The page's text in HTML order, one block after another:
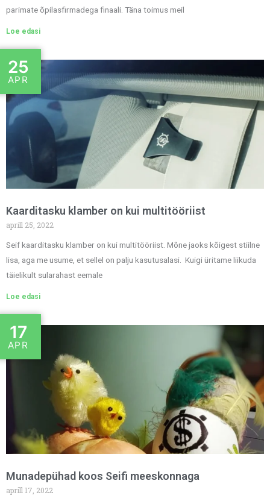
parimate õpilasfirmadega finaali. Täna toimus meil
Loe edasi
25
APR
Kaarditasku klamber on kui multitööriist
aprill 25, 2022
Seif kaarditasku klamber on kui multitööriist. Mõne jaoks kõigest stiilne
lisa, aga me usume, et sellel on palju kasutusalasi. Kuigi üritame liikuda
täielikult sularahast eemale
Loe edasi
17
APR
Munadepühad koos Seifi meeskonnaga
aprill 17, 2022